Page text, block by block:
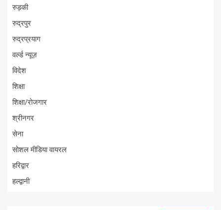
रुड़की
रुद्रपुर
रुद्रप्रयाग
वर्ल्ड न्यूज़
विदेश
शिक्षा
शिक्षा/रोजगार
श्रीनगर
सेना
सोशल मीडिया वायरल
हरिद्वार
हल्द्वानी